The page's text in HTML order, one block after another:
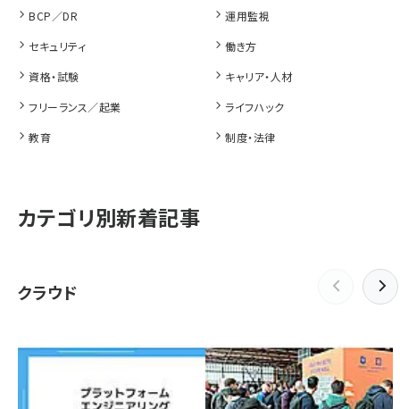
BCP／DR
運用監視
セキュリティ
働き方
資格・試験
キャリア・人材
フリーランス／起業
ライフハック
教育
制度・法律
カテゴリ別新着記事
クラウド